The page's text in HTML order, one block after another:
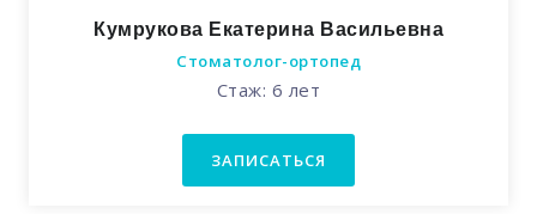
Кумрукова Екатерина Васильевна
Стоматолог-ортопед
Стаж: 6 лет
ЗАПИСАТЬСЯ